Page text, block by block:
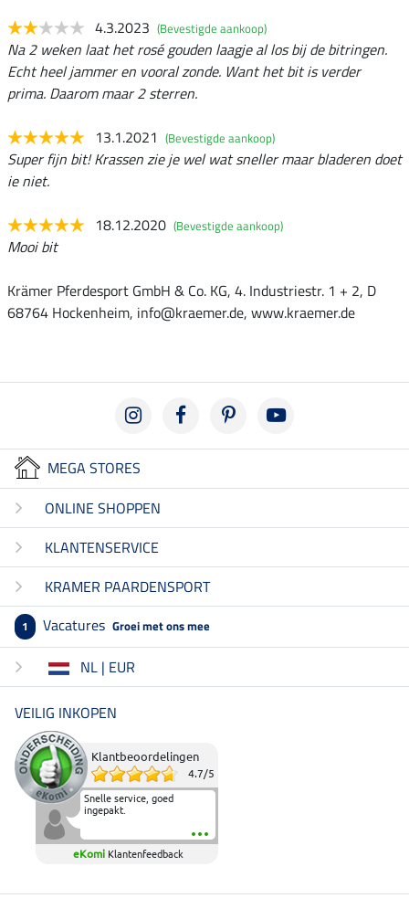
4.3.2023 (Bevestigde aankoop)
Na 2 weken laat het rosé gouden laagje al los bij de bitringen.
Echt heel jammer en vooral zonde. Want het bit is verder
prima. Daarom maar 2 sterren.
13.1.2021 (Bevestigde aankoop)
Super fijn bit! Krassen zie je wel wat sneller maar bladeren doet
ie niet.
18.12.2020 (Bevestigde aankoop)
Mooi bit
Krämer Pferdesport GmbH & Co. KG, 4. Industriestr. 1 + 2, D
68764 Hockenheim, info@kraemer.de, www.kraemer.de
MEGA STORES
ONLINE SHOPPEN
KLANTENSERVICE
KRAMER PAARDENSPORT
1 Vacatures Groei met ons mee
NL | EUR
VEILIG INKOPEN
Klantbeoordelingen
4.7/5
Snelle service, goed
ingepakt.
eKomi Klantenfeedback